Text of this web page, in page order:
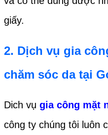
giấy.
2. Dịch vụ gia
chăm sóc da tại
Dich vụ gia công mặt
công ty chúng tôi luôn